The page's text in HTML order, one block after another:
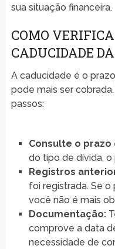
sua situação financeira.
COMO
CADUCIDADE
A caducidade é o
pode mais ser
passos:
Consulte o
do tipo de dívida, o
Registros
foi registrada. Se o
você não é mais
Documentação:
comprove a data
necessidade de